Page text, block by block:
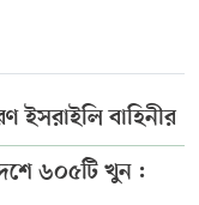
ইসরাইলি বাহিনীর
৬০৫টি খুন :